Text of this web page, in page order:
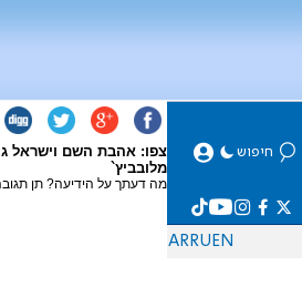
צפו: אהבת השם וישראל
מלובביץ`
מה דעתך על הידיעה? תן